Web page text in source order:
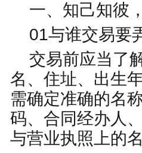
一、知己知彼
01与谁交易要
交易前应当了
名、住址、出生
需确定准确的名
码、合同经办人
与营业执照上的